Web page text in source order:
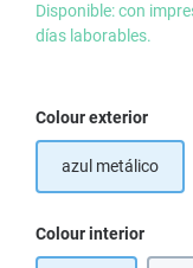
Disponible: con
días laborables.
Seleccione
Colour exterior
azul metálico
Seleccione
Colour interior